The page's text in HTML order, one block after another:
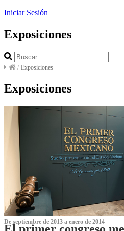
Iniciar Sesión
Exposiciones
/ Exposiciones
Exposiciones
De septiembre de 2013 a enero de 2014